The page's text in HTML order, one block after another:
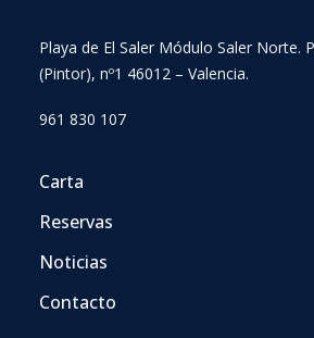
Playa de El Saler Módulo Saler Norte.
(Pintor), nº1 46012 – Valencia.
961 830 107
Carta
Reservas
Noticias
Contacto